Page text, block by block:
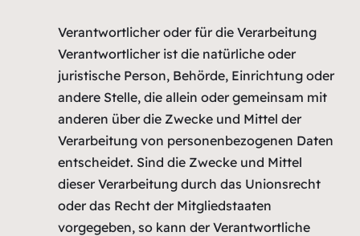
Verantwortlicher oder für die Verarbeitung
Verantwortlicher ist die natürliche oder
juristische Person, Behörde, Einrichtung oder
andere Stelle, die allein oder gemeinsam mit
anderen über die Zwecke und Mittel der
Verarbeitung von personenbezogenen Daten
entscheidet. Sind die Zwecke und Mittel
dieser Verarbeitung durch das Unionsrecht
oder das Recht der Mitgliedstaaten
vorgegeben, so kann der Verantwortliche